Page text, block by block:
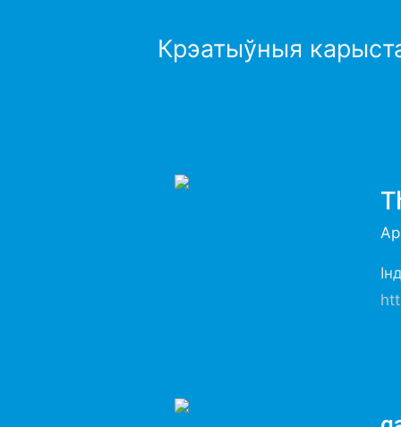
Крэатыўныя